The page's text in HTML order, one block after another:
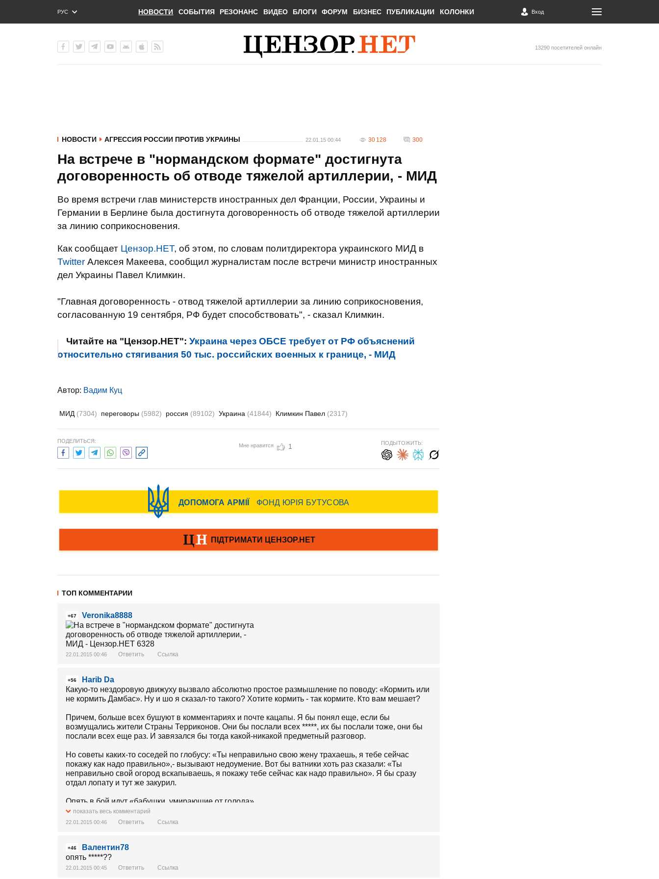
РУС
ENG
НОВОСТИ СОБЫТИЯ РЕЗОНАНС ВИДЕО БЛОГИ ФОРУМ БИЗНЕС ПУБЛИКАЦИИ КОЛОНКИ Вход
13290 посетителей онлайн
НОВОСТИ АГРЕССИЯ РОССИИ ПРОТИВ УКРАИНЫ 22.01.15 00:44 30 128 300
На встрече в "нормандском формате" достигнута
договоренность об отводе тяжелой артиллерии, - МИД
Во время встречи глав министерств иностранных дел Франции, России, Украины и
Германии в Берлине была достигнута договоренность об отводе тяжелой артиллерии
за линию соприкосновения.
Как сообщает Цензор.НЕТ, об этом, по словам политдиректора украинского МИД в
Twitter Алексея Макеева, сообщил журналистам после встречи министр иностранных
дел Украины Павел Климкин.
"Главная договоренность - отвод тяжелой артиллерии за линию соприкосновения,
согласованную 19 сентября, РФ будет способствовать", - сказал Климкин.
Читайте на "Цензор.НЕТ": Украина через ОБСЕ требует от РФ объяснений
относительно стягивания 50 тыс. российских военных к границе, - МИД
Автор: Вадим Куц
МИД (7304) переговоры (5982) россия (89102) Украина (41844) Климкин Павел (2317)
ПОДЕЛИТЬСЯ:
Мне нравится 1 ПОДЫТОЖИТЬ:
ТОП КОММЕНТАРИИ
+67 Veronika8888
22.01.2015 00:46 Ответить Ссылка
+56
Harib Da
Какую-то нездоровую движуху вызвало абсолютно простое размышление по поводу: «Кормить или
не кормить Дамбас». Ну и шо я сказал-то такого? Хотите кормить - так кормите. Кто вам мешает?
Причем, больше всех бушуют в комментариях и почте кацапы. Я бы понял еще, если бы
возмущались жители Страны Терриконов. Они бы послали всех *****, их бы послали тоже, они бы
послали всех еще раз. И завязался бы тогда какой-никакой предметный разговор.
Но советы каких-то соседей по глобусу: «Ты неправильно свою жену трахаешь, я тебе сейчас
покажу как надо правильно»,- вызывают недоумение. Вот бы ватники хоть раз сказали: «Ты
неправильно свой огород вскапываешь, я покажу тебе сейчас как надо правильно». Я бы сразу
отдал лопату и тут же закурил.
Опять в бой идут «бабушки, умирающие от голода».
Кацапы раньше дрались в интернете костями «дедушек, которые воевали», теперь они дерутся
«бабушками, которые умирают». Сами ориджинал-кацапы, естественно ни воевать, ни умирать не
корпоративный страйкбол по выходным, и выкладывает фотки вконтакте.
Ладно. Это был выброс эмоций, не годящийся для учоного. Перейдем к существу вопроса.
показать весь комментарий
22.01.2015 00:46 Ответить Ссылка
+46
Валентин78
опять *****??
22.01.2015 00:45 Ответить Ссылка